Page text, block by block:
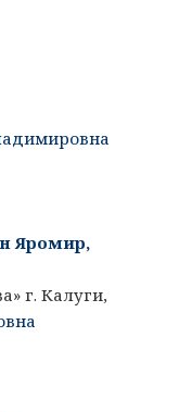
Яромир,
г. Калуги,